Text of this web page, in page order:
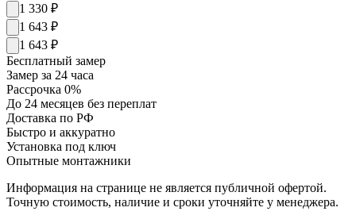
1 330 ₽
1 643 ₽
1 643 ₽
Бесплатный замер
Замер за 24 часа
Рассрочка 0%
До 24 месяцев без переплат
Доставка по РФ
Быстро и аккуратно
Установка под ключ
Опытные монтажники
Информация на странице не является публичной офертой.
Точную стоимость, наличие и сроки уточняйте у менеджера.